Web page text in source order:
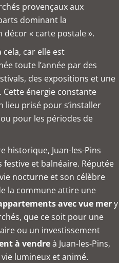
provençaux aux
dominant la
« carte postale ».
cela, car elle est
toute l’année par des
des expositions et une
énergie constante
lieu prisé pour s’installer
pour les périodes de
historique, Juan-les-Pins
et balnéaire. Réputée
nocturne et son célèbre
la commune attire une
avec vue mery
que ce soit pour une
ou un investissement
à vendreà Juan-les-Pins,
lumineux et animé.